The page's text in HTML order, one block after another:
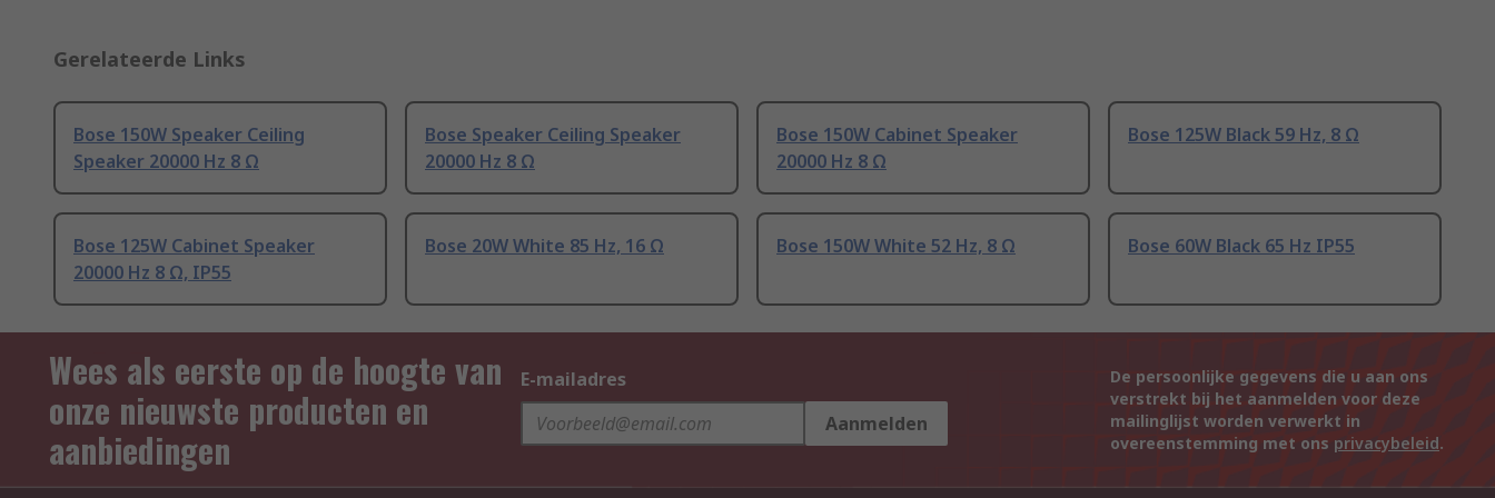
Gerelateerde Links
Bose 150W Speaker Ceiling
Speaker 20000 Hz 8 Ω
Bose Speaker Ceiling Speaker
20000 Hz 8 Ω
Bose 150W Cabinet Speaker
20000 Hz 8 Ω
Bose 125W Black 59 Hz, 8 Ω
Bose 125W Cabinet Speaker
20000 Hz 8 Ω, IP55
Bose 20W White 85 Hz, 16 Ω Bose 150W White 52 Hz, 8 Ω Bose 60W Black 65 Hz IP55
Wees als eerste op de hoogte van
onze nieuwste producten en
aanbiedingen
E-mailadres
Aanmelden
De persoonlijke gegevens die u aan ons
verstrekt bij het aanmelden voor deze
mailinglijst worden verwerkt in
overeenstemming met ons privacybeleid.